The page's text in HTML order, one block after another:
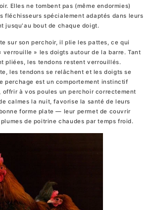
Elles ne tombent pas (même endormies)
fléchisseurs spécialement adaptés dans leurs
jusqu'au bout de chaque doigt.
sur son perchoir, il plie les pattes, ce qui
verrouille » les doigts autour de la barre. Tant
pliées, les tendons restent verrouillés.
les tendons se relâchent et les doigts se
perchage est un comportement instinctif
offrir à vos poules un perchoir correctement
calmes la nuit, favorise la santé de leurs
forme plate — leur permet de couvrir
de poitrine chaudes par temps froid.